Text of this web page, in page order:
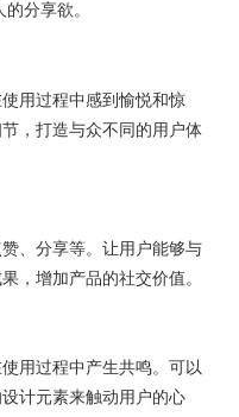
分享欲。
用过程中感到愉悦和惊
，打造与众不同的用户体
、分享等。让用户能够与
，增加产品的社交价值。
用过程中产生共鸣。可以
计元素来触动用户的心